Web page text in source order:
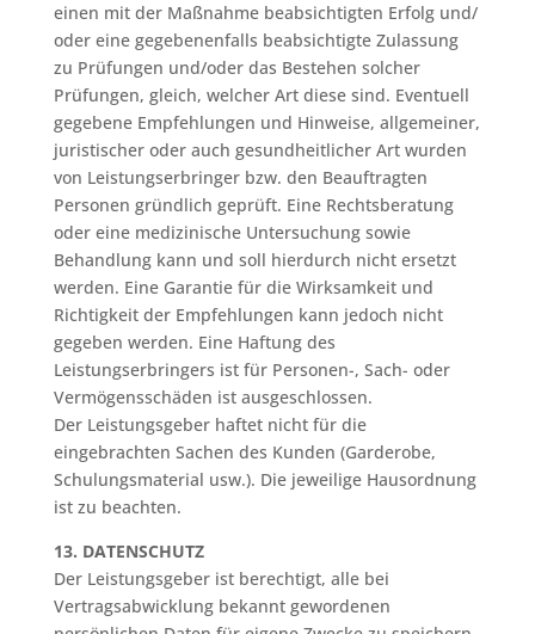
einen mit der Maßnahme beabsichtigten Erfolg und/
oder eine gegebenenfalls beabsichtigte Zulassung
zu Prüfungen und/oder das Bestehen solcher
Prüfungen, gleich, welcher Art diese sind. Eventuell
gegebene Empfehlungen und Hinweise, allgemeiner,
juristischer oder auch gesundheitlicher Art wurden
von Leistungserbringer bzw. den Beauftragten
Personen gründlich geprüft. Eine Rechtsberatung
oder eine medizinische Untersuchung sowie
Behandlung kann und soll hierdurch nicht ersetzt
werden. Eine Garantie für die Wirksamkeit und
Richtigkeit der Empfehlungen kann jedoch nicht
gegeben werden. Eine Haftung des
Leistungserbringers ist für Personen-, Sach- oder
Vermögensschäden ist ausgeschlossen.
Der Leistungsgeber haftet nicht für die
eingebrachten Sachen des Kunden (Garderobe,
Schulungsmaterial usw.). Die jeweilige Hausordnung
ist zu beachten.
13. DATENSCHUTZ
Der Leistungsgeber ist berechtigt, alle bei
Vertragsabwicklung bekannt gewordenen